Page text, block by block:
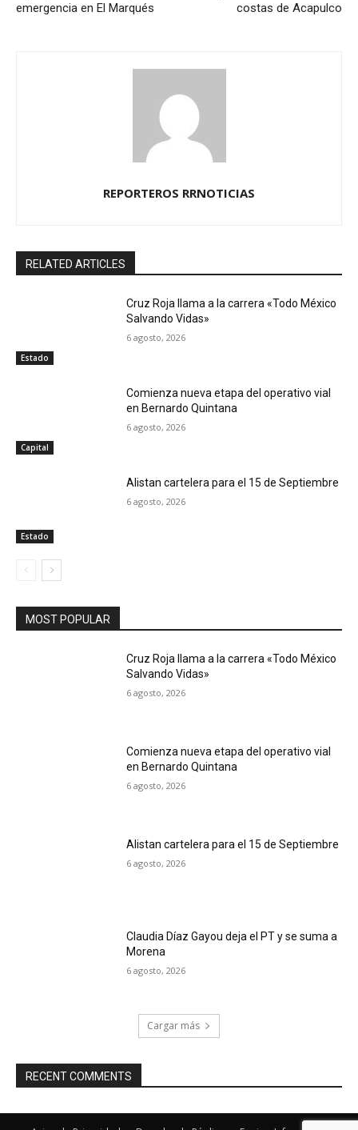
emergencia en El Marqués
costas de Acapulco
REPORTEROS RRNOTICIAS
RELATED ARTICLES
Estado
Cruz Roja llama a la carrera «Todo México
Salvando Vidas»
6 agosto, 2026
Capital
Comienza nueva etapa del operativo vial
en Bernardo Quintana
6 agosto, 2026
Estado
Alistan cartelera para el 15 de Septiembre
6 agosto, 2026
MOST POPULAR
Cruz Roja llama a la carrera «Todo México
Salvando Vidas»
6 agosto, 2026
Comienza nueva etapa del operativo vial
en Bernardo Quintana
6 agosto, 2026
Alistan cartelera para el 15 de Septiembre
6 agosto, 2026
Claudia Díaz Gayou deja el PT y se suma a
Morena
6 agosto, 2026
Cargar más
RECENT COMMENTS